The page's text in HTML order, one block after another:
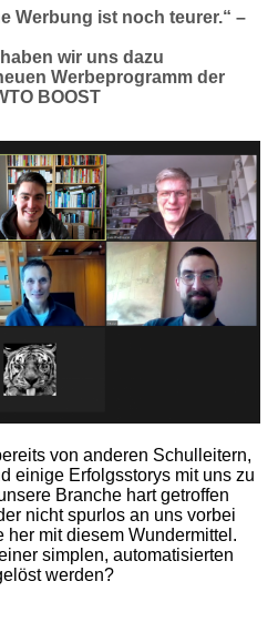
Werbung ist noch teurer.“ –
wir uns dazu
Werbeprogramm der
BOOST
von anderen Schulleitern,
einige Erfolgsstorys mit uns zu
Branche hart getroffen
nicht spurlos an uns vorbei
mit diesem Wundermittel.
simplen, automatisierten
werden?